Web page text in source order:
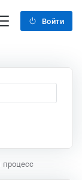
Войти
процесс